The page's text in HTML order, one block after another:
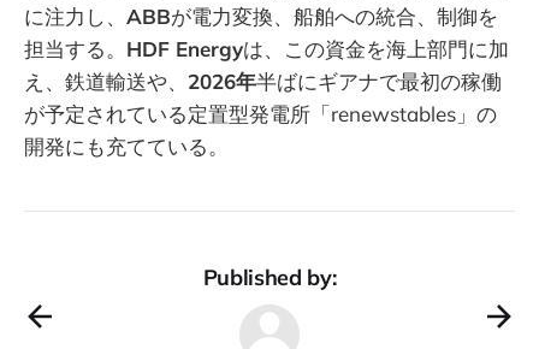
に注力し、 ABBが電力変換、船舶への統合、制御を
担当する。 HDF Energyは、この資金を海上部門に加
え、鉄道輸送や、 2026年半ばにギアナで最初の稼働
が予定されている定置型発電所「renewstables」の
開発にも充てている。
Published by: